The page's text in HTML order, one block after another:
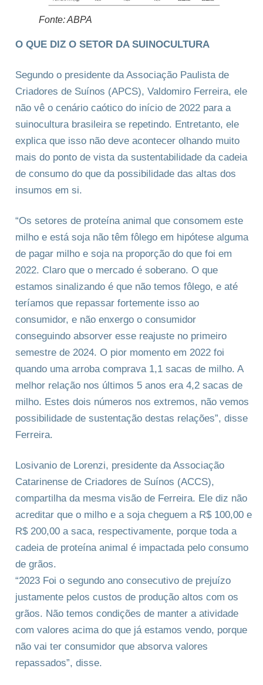
Fonte: ABPA
O QUE DIZ O SETOR DA SUINOCULTURA
Segundo o presidente da Associação Paulista de
Criadores de Suínos (APCS), Valdomiro Ferreira, ele
não vê o cenário caótico do início de 2022 para a
suinocultura brasileira se repetindo. Entretanto, ele
explica que isso não deve acontecer olhando muito
mais do ponto de vista da sustentabilidade da cadeia
de consumo do que da possibilidade das altas dos
insumos em si.
“Os setores de proteína animal que consomem este
milho e está soja não têm fôlego em hipótese alguma
de pagar milho e soja na proporção do que foi em
2022. Claro que o mercado é soberano. O que
estamos sinalizando é que não temos fôlego, e até
teríamos que repassar fortemente isso ao
consumidor, e não enxergo o consumidor
conseguindo absorver esse reajuste no primeiro
semestre de 2024. O pior momento em 2022 foi
quando uma arroba comprava 1,1 sacas de milho. A
melhor relação nos últimos 5 anos era 4,2 sacas de
milho. Estes dois números nos extremos, não vemos
possibilidade de sustentação destas relações”, disse
Ferreira.
Losivanio de Lorenzi, presidente da Associação
Catarinense de Criadores de Suínos (ACCS),
compartilha da mesma visão de Ferreira. Ele diz não
acreditar que o milho e a soja cheguem a R$ 100,00 e
R$ 200,00 a saca, respectivamente, porque toda a
cadeia de proteína animal é impactada pelo consumo
de grãos.
“2023 Foi o segundo ano consecutivo de prejuízo
justamente pelos custos de produção altos com os
grãos. Não temos condições de manter a atividade
com valores acima do que já estamos vendo, porque
não vai ter consumidor que absorva valores
repassados”, disse.